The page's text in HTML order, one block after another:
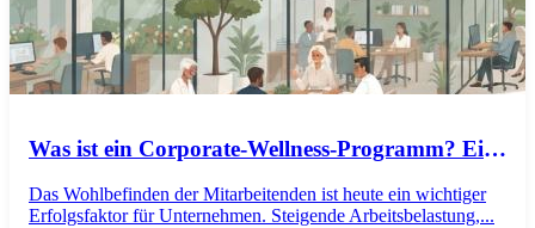
Was ist ein Corporate-Wellness-Programm? Ein
Mitarbeitenden
Das Wohlbefinden der Mitarbeitenden ist heute ein wichtiger
Erfolgsfaktor für Unternehmen. Steigende Arbeitsbelastung,...